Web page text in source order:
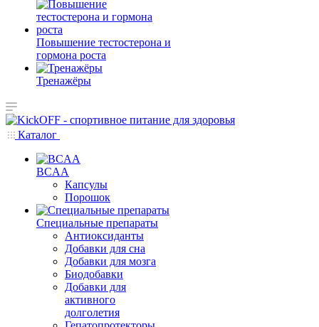
Повышение тестостерона и
гормона роста
Тренажёры
Каталог
BCAA
Капсулы
Порошок
Cпециальные препараты
Антиоксиданты
Добавки для сна
Добавки для мозга
Биодобавки
Добавки для
активного
долголетия